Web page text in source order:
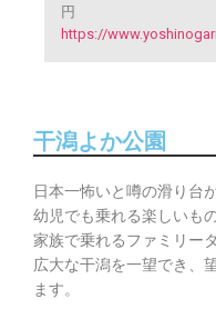
円
https://
干潟よか公園
日本一怖いと噂の滑り台
幼児でも乗れる楽しいも
家族で乗れるファミリー
広大な干潟を一望でき、
ます。